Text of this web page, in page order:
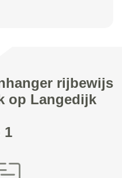
rijbewijs
op Langedijk
1